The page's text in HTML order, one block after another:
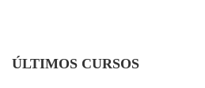
ÚLTIMOS CURSOS